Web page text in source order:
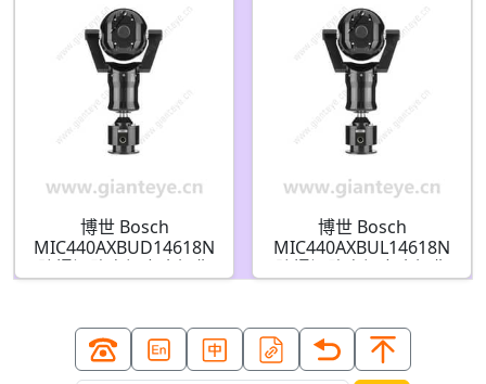
博世 Bosch
MIC440AXBUD14618N
防爆闭路电视安全摄像
机 F.01U.086.940
博世 Bosch
MIC440AXBUL14618N
防爆闭路电视安全摄像
机